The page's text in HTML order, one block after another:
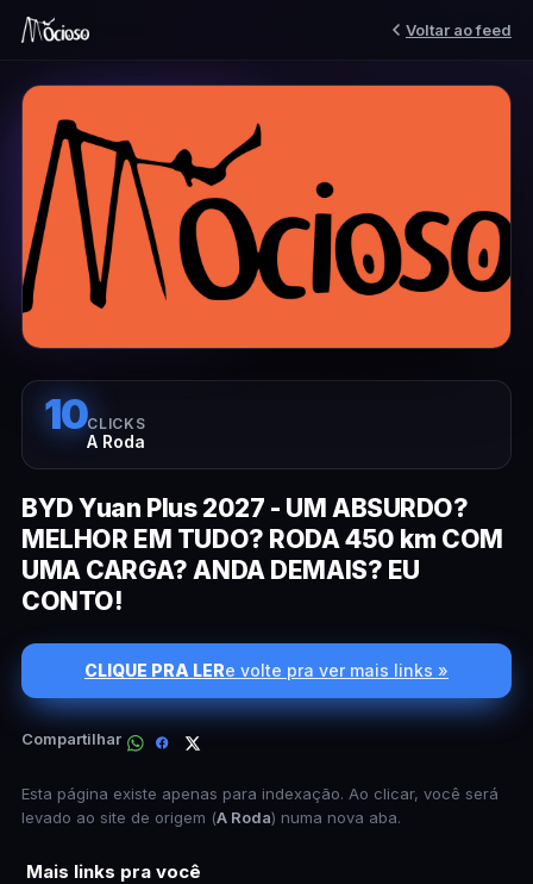
Voltar ao feed
10CLICKS
A Roda
BYD Yuan Plus 2027 - UM ABSURDO?
MELHOR EM TUDO? RODA 450 km COM
UMA CARGA? ANDA DEMAIS? EU
CONTO!
CLIQUE PRA LERe volte pra ver mais links »
Compartilhar
Esta página existe apenas para indexação. Ao clicar, você será
levado ao site de origem (A Roda) numa nova aba.
Mais links pra você